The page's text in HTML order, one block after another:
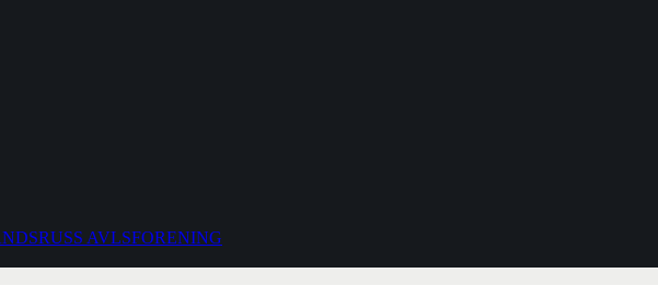
AVLSFORENING